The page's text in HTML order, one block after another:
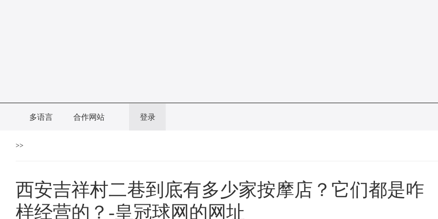
多语言 合作网站 登录
>>
西安吉祥村二巷到底有多少家按摩店？它们都是咋
样经营的？-皇冠球网的网址